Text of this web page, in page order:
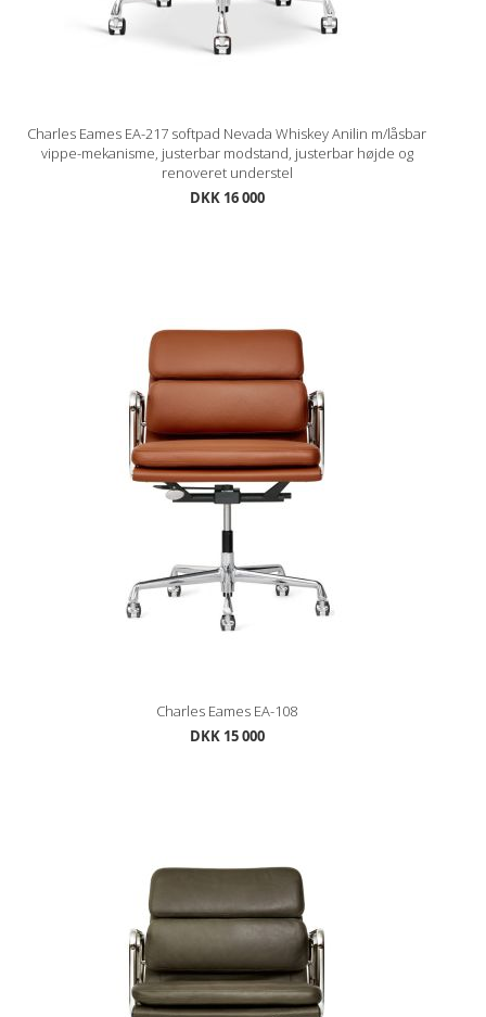
Charles Eames EA-217 softpad Nevada Whiskey Anilin m/låsbar
vippe-mekanisme, justerbar modstand, justerbar højde og
renoveret understel
DKK 16 000
Charles Eames EA-108
DKK 15 000